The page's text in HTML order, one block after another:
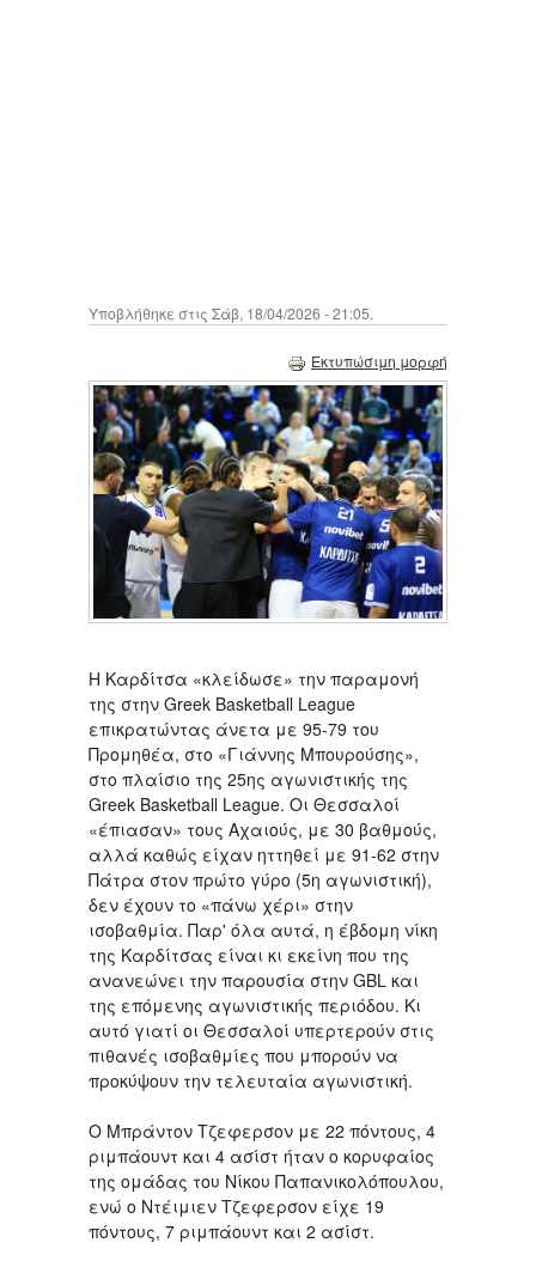
Υποβλήθηκε στις Σάβ, 18/04/2026 - 21:05.
Εκτυπώσιμη μορφή
Η Καρδίτσα «κλείδωσε» την παραμονή
της στην Greek Basketball League
επικρατώντας άνετα με 95-79 του
Προμηθέα, στο «Γιάννης Μπουρούσης»,
στο πλαίσιο της 25ης αγωνιστικής της
Greek Basketball League. Oι Θεσσαλοί
«έπιασαν» τους Αχαιούς, με 30 βαθμούς,
αλλά καθώς είχαν ηττηθεί με 91-62 στην
Πάτρα στον πρώτο γύρο (5η αγωνιστική),
δεν έχουν το «πάνω χέρι» στην
ισοβαθμία. Παρ' όλα αυτά, η έβδομη νίκη
της Καρδίτσας είναι κι εκείνη που της
ανανεώνει την παρουσία στην GBL και
της επόμενης αγωνιστικής περιόδου. Κι
αυτό γιατί οι Θεσσαλοί υπερτερούν στις
πιθανές ισοβαθμίες που μπορούν να
προκύψουν την τελευταία αγωνιστική.
Ο Μπράντον Τζεφερσον με 22 πόντους, 4
ριμπάουντ και 4 ασίστ ήταν ο κορυφαίος
της ομάδας του Νίκου Παπανικολόπουλου,
ενώ ο Ντέιμιεν Τζεφερσον είχε 19
πόντους, 7 ριμπάουντ και 2 ασίστ.